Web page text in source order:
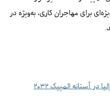
برای مهاجران کاری، به‌ویژه در
آستانه المپیک ۲۰۳۲